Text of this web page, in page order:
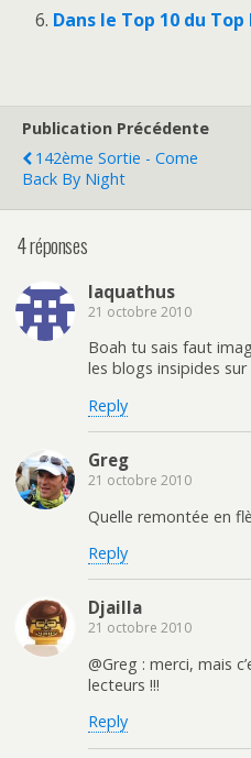
Dans le Top 10 du
Publication Précédente
142ème Sortie - Come
Back By Night
4 réponses
laquathus
21 octobre 2010
Boah tu sais faut
les blogs insipides
Reply
Greg
21 octobre 2010
Quelle remontée en
Reply
Djailla
21 octobre 2010
@Greg : merci, mais
lecteurs !!!
Reply